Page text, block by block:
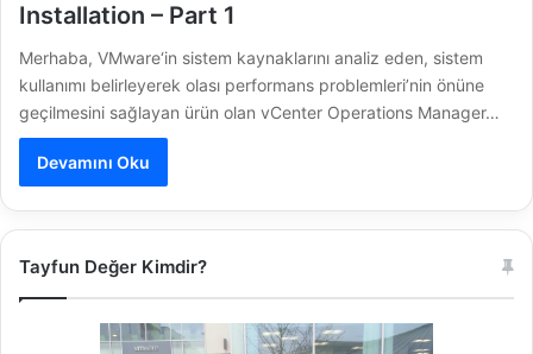
Installation – Part 1
Merhaba, VMware‘in sistem kaynaklarını analiz eden, sistem
kullanımı belirleyerek olası performans problemleri’nin önüne
geçilmesini sağlayan ürün olan vCenter Operations Manager…
Devamını Oku
Tayfun Değer Kimdir?